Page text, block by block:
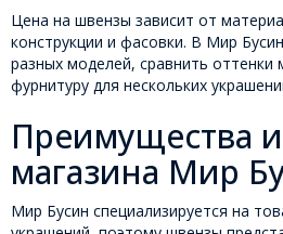
Цена на швензы зависит от
конструкции и фасовки. В Мир
разных моделей, сравнить оттенки
фурнитуру для нескольких
Преимущества
магазина Мир
Мир Бусин специализируется на